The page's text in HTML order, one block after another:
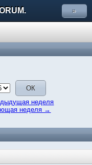
»
неделя
неделя →